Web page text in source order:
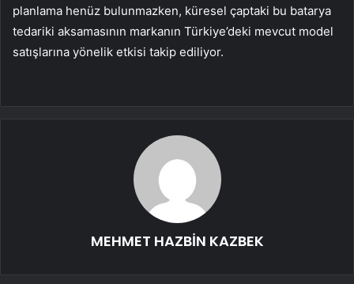
planlama henüz bulunmazken, küresel çaptaki bu batarya
tedariki aksamasının markanın Türkiye’deki mevcut model
satışlarına yönelik etkisi takip ediliyor.
MEHMET HAZBİN KAZBEK